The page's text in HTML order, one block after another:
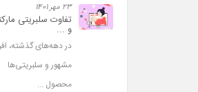
23 مهر 1401
تفاوت سلبریتی
و ...
در دهه­‌های گذشته،
مشهور و سلبریتی­‌ها
محصول ...